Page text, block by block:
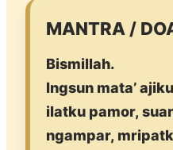
MANTRA /
Bismillah.
Ingsun mata’
ilatku pamor,
ngampar,